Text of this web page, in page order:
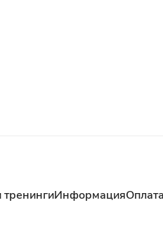
Информация